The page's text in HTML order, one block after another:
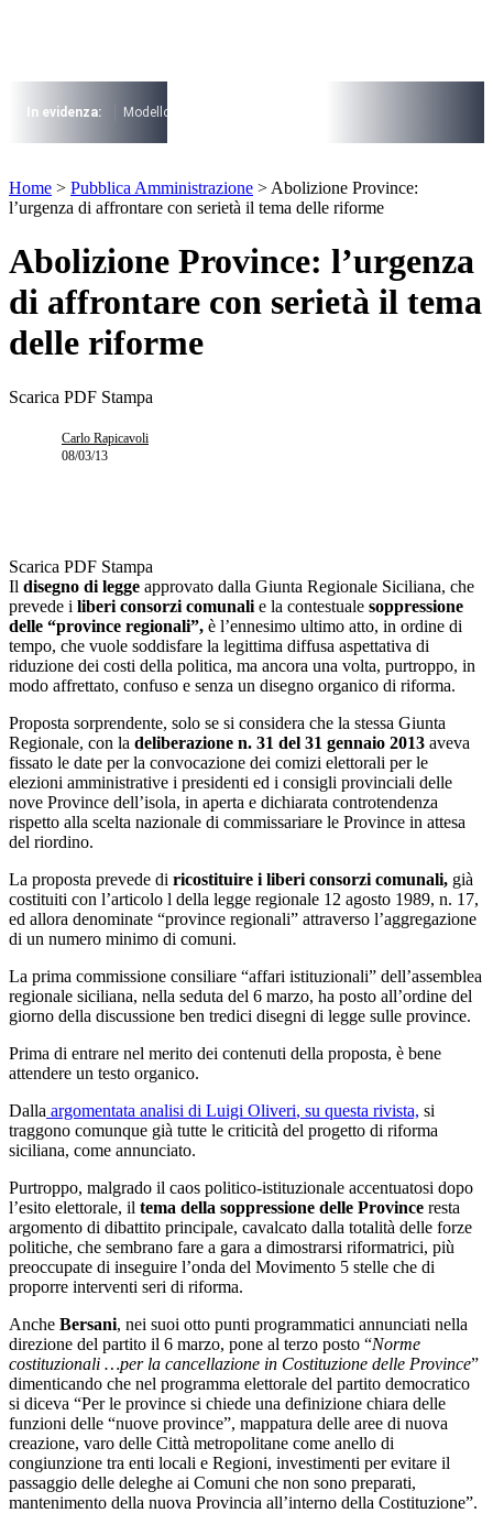
I più cercati
Lorem ipsum dolor sit amet consectetur
Lorem ipsum dolor sit amet consectetur
In evidenza: Modello 730
Lorem ipsum dolor sit amet consectetur
Home > Pubblica Amministrazione > Abolizione Province:
l’urgenza di affrontare con serietà il tema delle riforme
Abolizione Province: l’urgenza
di affrontare con serietà il tema
delle riforme
Scarica PDF Stampa
Carlo Rapicavoli
08/03/13
Scarica PDF Stampa
Il disegno di legge approvato dalla Giunta Regionale Siciliana, che
prevede i liberi consorzi comunali e la contestuale soppressione
delle “province regionali”, è l’ennesimo ultimo atto, in ordine di
tempo, che vuole soddisfare la legittima diffusa aspettativa di
riduzione dei costi della politica, ma ancora una volta, purtroppo, in
modo affrettato, confuso e senza un disegno organico di riforma.
Proposta sorprendente, solo se si considera che la stessa Giunta
Regionale, con la deliberazione n. 31 del 31 gennaio 2013 aveva
fissato le date per la convocazione dei comizi elettorali per le
elezioni amministrative i presidenti ed i consigli provinciali delle
nove Province dell’isola, in aperta e dichiarata controtendenza
rispetto alla scelta nazionale di commissariare le Province in attesa
del riordino.
La proposta prevede di ricostituire i liberi consorzi comunali, già
costituiti con l’articolo l della legge regionale 12 agosto 1989, n. 17,
ed allora denominate “province regionali” attraverso l’aggregazione
di un numero minimo di comuni.
La prima commissione consiliare “affari istituzionali” dell’assemblea
regionale siciliana, nella seduta del 6 marzo, ha posto all’ordine del
giorno della discussione ben tredici disegni di legge sulle province.
Prima di entrare nel merito dei contenuti della proposta, è bene
attendere un testo organico.
Dalla argomentata analisi di Luigi Oliveri, su questa rivista, si
traggono comunque già tutte le criticità del progetto di riforma
siciliana, come annunciato.
Purtroppo, malgrado il caos politico-istituzionale accentuatosi dopo
l’esito elettorale, il tema della soppressione delle Province resta
argomento di dibattito principale, cavalcato dalla totalità delle forze
politiche, che sembrano fare a gara a dimostrarsi riformatrici, più
preoccupate di inseguire l’onda del Movimento 5 stelle che di
proporre interventi seri di riforma.
Anche Bersani, nei suoi otto punti programmatici annunciati nella
direzione del partito il 6 marzo, pone al terzo posto “Norme
costituzionali …per la cancellazione in Costituzione delle Province”
dimenticando che nel programma elettorale del partito democratico
si diceva “Per le province si chiede una definizione chiara delle
funzioni delle “nuove province”, mappatura delle aree di nuova
creazione, varo delle Città metropolitane come anello di
congiunzione tra enti locali e Regioni, investimenti per evitare il
passaggio delle deleghe ai Comuni che non sono preparati,
mantenimento della nuova Provincia all’interno della Costituzione”.